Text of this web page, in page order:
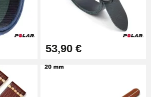
57,42 €
Pince Trou pour Bracelet de
Kit Horlogerie Débutant
53,90 €